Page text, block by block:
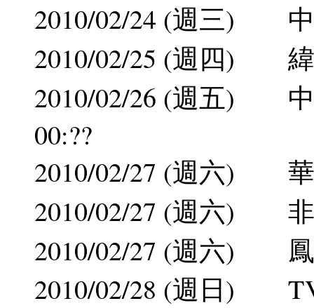
2010/02/24 (週
2010/02/25 (週四)
2010/02/26 (週五)
00:??
2010/02/27 (週
2010/02/27 (週六)
2010/02/27 (週六
2010/02/28 (週